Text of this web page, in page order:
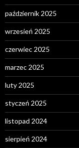
październik 2025
wrzesień 2025
czerwiec 2025
marzec 2025
luty 2025
styczeń 2025
listopad 2024
sierpień 2024